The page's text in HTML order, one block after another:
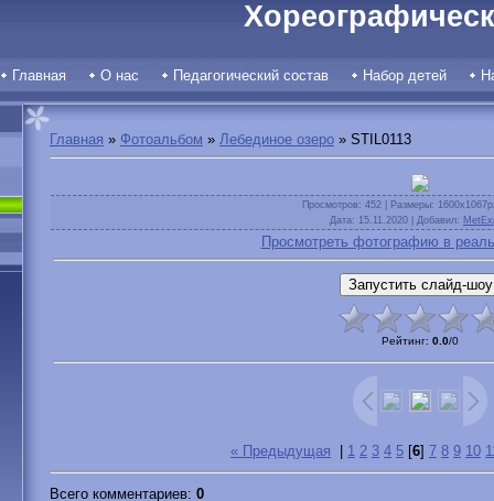
Главная О нас Педагогический состав Набор детей
Главная » Фотоальбом » Лебединое озеро » STIL0113
Просмотров: 452 | Размеры:
Дата: 15.11.2020 | Добавил:
Просмотреть фотографию в
Рейтинг: 0.0/0
« Предыдущая 1 2 3 4 5 [6] 7 8 9 10
Всего комментариев: 0